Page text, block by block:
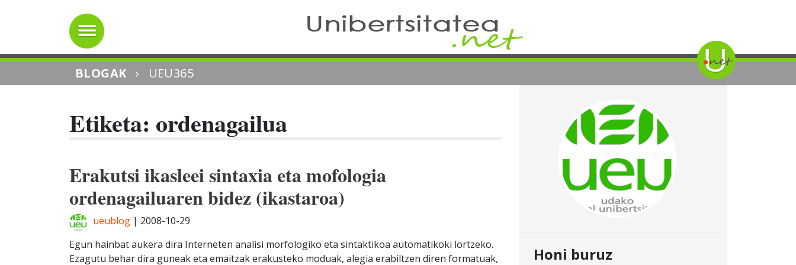
BLOGAK › UEU365
Etiketa: ordenagailua
Erakutsi ikasleei sintaxia eta mofologia
ordenagailuaren bidez (ikastaroa)
ueublog | 2008-10-29
Egun hainbat aukera dira Interneten analisi morfologiko eta sintaktikoa automatikoki lortzeko.
Ezagutu behar dira guneak eta emaitzak erakusteko moduak, alegia erabiltzen diren formatuak,
Honi buruz